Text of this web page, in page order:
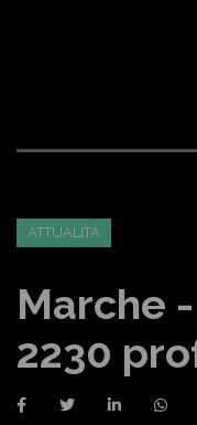
ATTUALITÀ
Marche
2230